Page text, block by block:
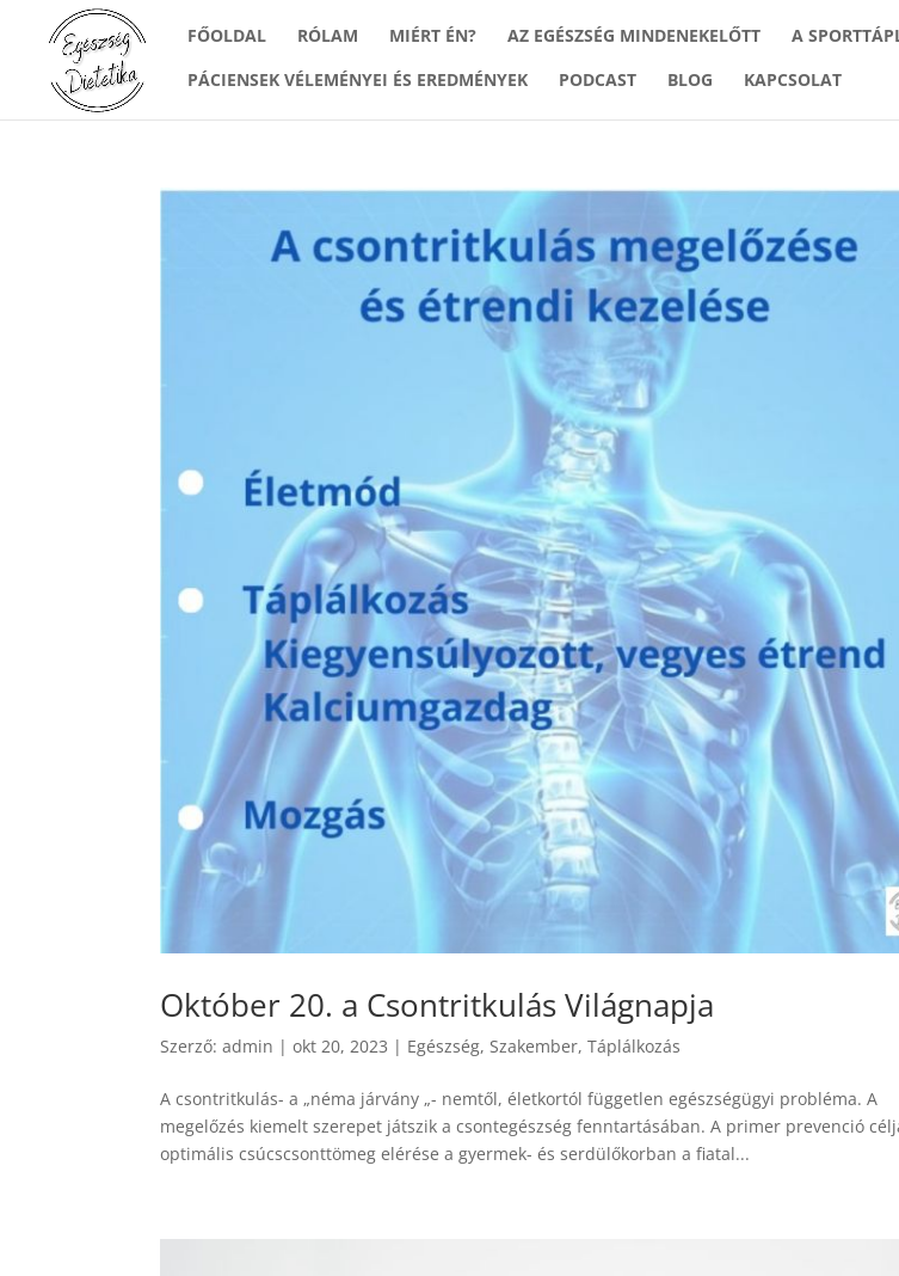
FŐOLDAL RÓLAM MIÉRT ÉN? AZ EGÉSZSÉG MINDENEKELŐTT A
PÁCIENSEK VÉLEMÉNYEI ÉS EREDMÉNYEK
PODCAST BLOG KAPCSOLAT
Október 20. a Csontritkulás Világnapja
Szerző:admin |okt 20, 2023 | Egészség,Szakember,Táplálkozás
A csontritkulás- a „néma járvány „- nemtől, életkortól független egészségügyi probléma. A
megelőzés kiemelt szerepet játszik a csontegészség fenntartásában. A primer prevenció
optimális csúcscsonttömeg elérése a gyermek- és serdülőkorban a fiatal...